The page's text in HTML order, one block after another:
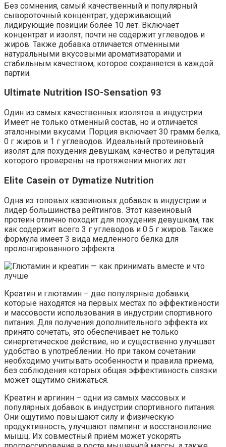
Без сомнения, самый качественный и популярный
сывороточный концентрат, удерживающий
лидирующие позиции более 10 лет. Включает
концентрат и изолят, почти не содержит углеводов и
жиров. Также добавка отличается отменными
натуральными вкусовыми ароматизаторами и
стабильным качеством, которое сохраняется в каждой
партии.
Ultimate Nutrition ISO-Sensation 93
Один из самых качественных изолятов в индустрии.
Имеет не только отменный состав, но и отличается
эталонными вкусами. Порция включает 30 грамм белка,
0 г жиров и 1 г углеводов. Идеальный протеиновый
изолят для похудения девушкам, качество и репутация
которого проверены на протяжении многих лет.
Elite Casein от Dymatize Nutrition
Одна из топовых казеиновых добавок в индустрии и
лидер большинства рейтингов. Этот казеиновый
протеин отлично походит для похудения девушкам, так
как содержит всего 3 г углеводов и 0.5 г жиров. Также
формула имеет 3 вида медленного белка для
пролонгированного эффекта.
Креатин и глютамин – две популярные добавки,
которые находятся на первых местах по эффективности
и массовости использования в индустрии спортивного
питания. Для получения дополнительного эффекта их
принято сочетать, это обеспечивает не только
синергетическое действие, но и существенно улучшает
удобство в употреблении. Но при таком сочетании
необходимо учитывать особенности и правила приёма,
без соблюдения которых общая эффективность связки
может ощутимо снижаться.
Креатин и аргинин – одни из самых массовых и
популярных добавок в индустрии спортивного питания.
Они ощутимо повышают силу и физическую
продуктивность, улучшают пампинг и восстановление
мышц. Их совместный приём может ускорять